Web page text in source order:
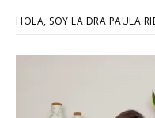
HOLA, SOY LA DRA PAULA